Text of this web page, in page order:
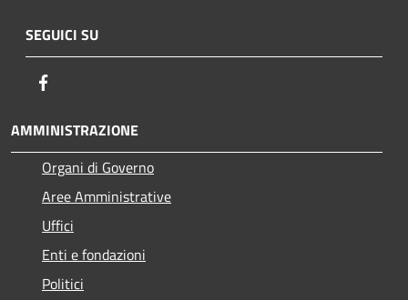
SEGUICI SU
AMMINISTRAZIONE
Organi di Governo
Aree Amministrative
Uffici
Enti e fondazioni
Politici